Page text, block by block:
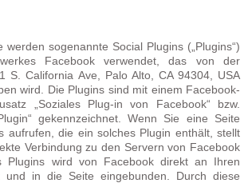
werden sogenannte Social Plugins („Plugins“)
Facebook verwendet, das von der
S. California Ave, Palo Alto, CA 94304, USA
wird. Die Plugins sind mit einem Facebook-
„Soziales Plug-in von Facebook“ bzw.
gekennzeichnet. Wenn Sie eine Seite
aufrufen, die ein solches Plugin enthält, stellt
Verbindung zu den Servern von Facebook
Plugins wird von Facebook direkt an Ihren
und in die Seite eingebunden. Durch diese